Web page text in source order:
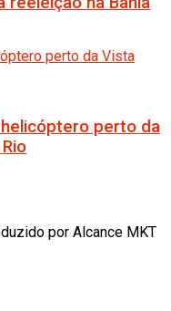
perto da
por Alcance MKT